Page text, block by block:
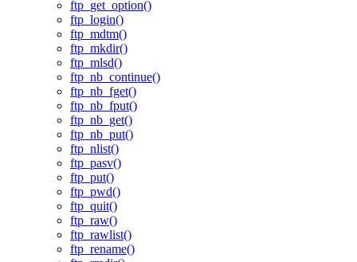
ftp_get_option()
ftp_login()
ftp_mdtm()
ftp_mkdir()
ftp_mlsd()
ftp_nb_continue()
ftp_nb_fget()
ftp_nb_fput()
ftp_nb_get()
ftp_nb_put()
ftp_nlist()
ftp_pasv()
ftp_put()
ftp_pwd()
ftp_quit()
ftp_raw()
ftp_rawlist()
ftp_rename()